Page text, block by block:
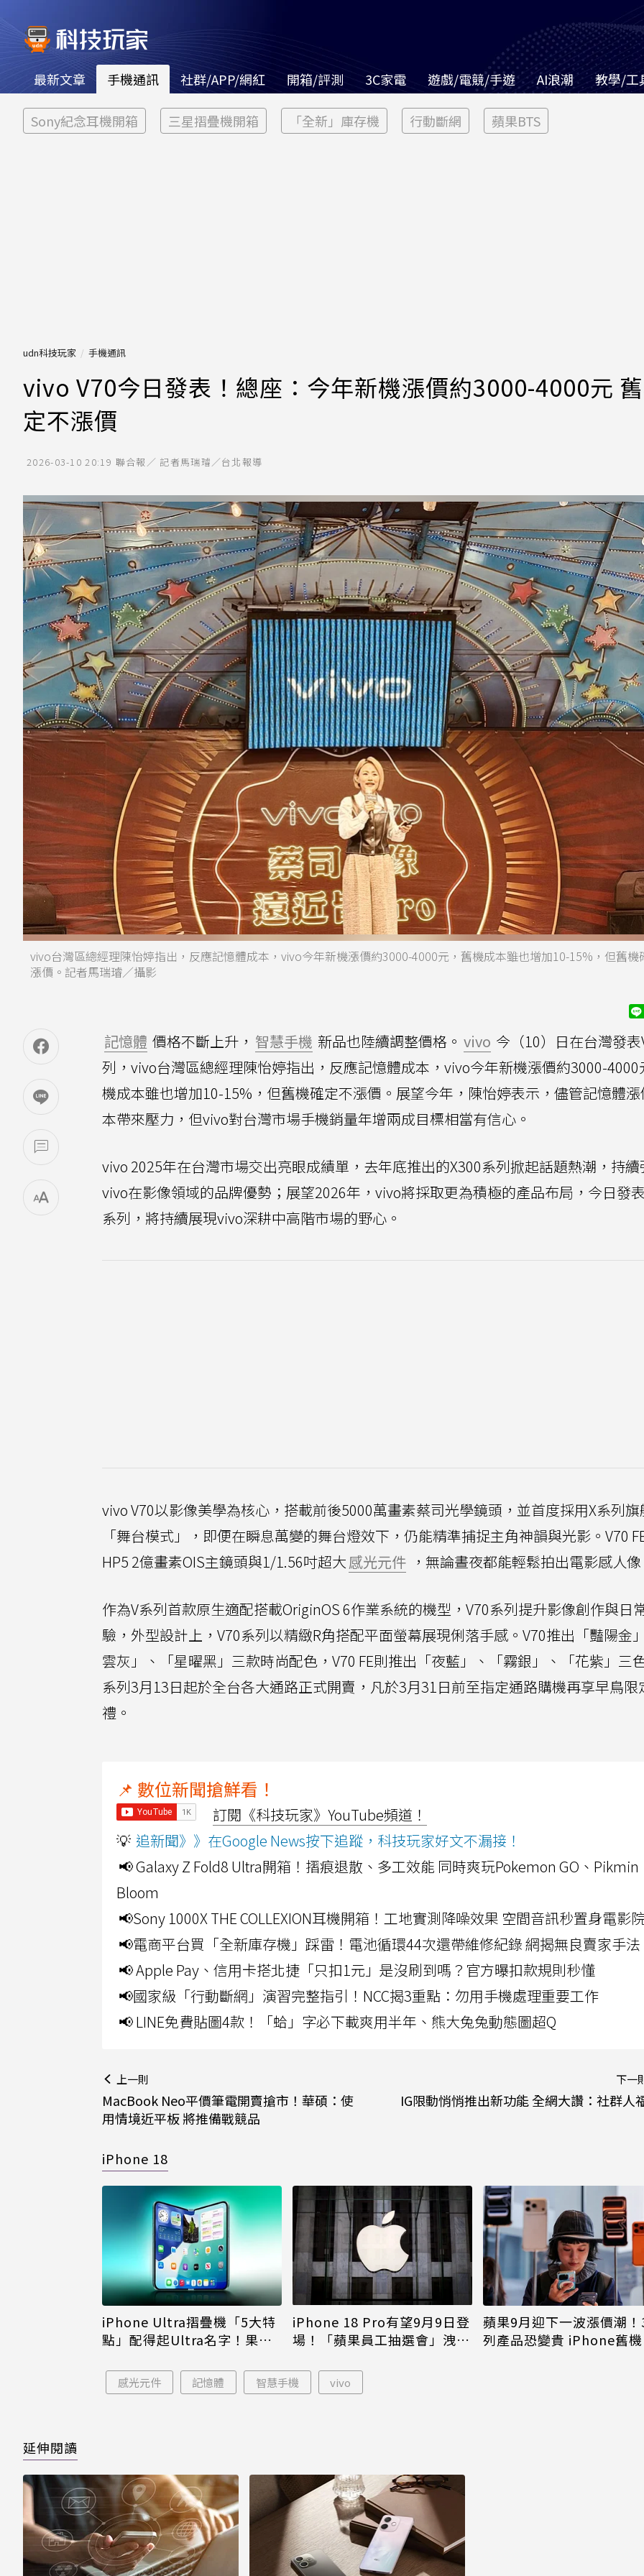
最新文章 手機通訊 社群/APP/網紅 開箱/評測 3C家電 遊戲/電競/手遊 AI浪潮 教學/工
Sony紀念耳機開箱 三星摺疊機開箱 「全新」庫存機 行動斷網 蘋果BTS
udn科技玩家 手機通訊
vivo V70今日發表！總座：今年新機漲價約3000-4000元
定不漲價
2026-03-10 20:19 聯合報／ 記者馬瑞璿／台北報導
vivo台灣區總經理陳怡婷指出，反應記憶體成本，vivo今年新機漲價約3000-4000元，舊機成本雖也增加10-15%，但舊機
漲價。記者馬瑞璿／攝影
記憶體 價格不斷上升， 智慧手機 新品也陸續調整價格。 vivo 今（10）日在台灣發
列，vivo台灣區總經理陳怡婷指出，反應記憶體成本，vivo今年新機漲價約3000-4000
機成本雖也增加10-15%，但舊機確定不漲價。展望今年，陳怡婷表示，儘管記憶體
本帶來壓力，但vivo對台灣市場手機銷量年增兩成目標相當有信心。
vivo 2025年在台灣市場交出亮眼成績單，去年底推出的X300系列掀起話題熱潮，持
vivo在影像領域的品牌優勢；展望2026年，vivo將採取更為積極的產品布局，今日發
系列，將持續展現vivo深耕中高階市場的野心。
vivo V70以影像美學為核心，搭載前後5000萬畫素蔡司光學鏡頭，並首度採用X系列
「舞台模式」，即便在瞬息萬變的舞台燈效下，仍能精準捕捉主角神韻與光影。V70
HP5 2億畫素OIS主鏡頭與1/1.56吋超大感光元件 ，無論晝夜都能輕鬆拍出電影感人
作為V系列首款原生適配搭載OriginOS 6作業系統的機型，V70系列提升影像創作與日
驗，外型設計上，V70系列以精緻R角搭配平面螢幕展現俐落手感。V70推出「豔陽金
雲灰」、「星曜黑」三款時尚配色，V70 FE則推出「夜藍」、「霧銀」、「花紫」三
系列3月13日起於全台各大通路正式開賣，凡於3月31日前至指定通路購機再享早鳥限
禮。
📌 數位新聞搶鮮看！
訂閱《科技玩家》YouTube頻道！
💡 追新聞》》在Google News按下追蹤，科技玩家好文不漏接！
📢 Galaxy Z Fold8 Ultra開箱！摺痕退散、多工效能 同時爽玩Pokemon GO、Pikmin
Bloom
📢Sony 1000X THE COLLEXION耳機開箱！工地實測降噪效果 空間音訊秒置身電影
📢電商平台買「全新庫存機」踩雷！電池循環44次還帶維修紀錄 網揭無良賣家手法
📢 Apple Pay、信用卡搭北捷「只扣1元」是沒刷到嗎？官方曝扣款規則秒懂
📢國家級「行動斷網」演習完整指引！NCC揭3重點：勿用手機處理重要工作
📢 LINE免費貼圖4款！「蛤」字必下載爽用半年、熊大兔兔動態圖超Q
上一則
MacBook Neo平價筆電開賣搶市！華碩：使
用情境近平板 將推備戰競品
下一
IG限動悄悄推出新功能 全網大讚：社群人
iPhone 18
iPhone Ultra摺疊機「5大特
點」配得起Ultra名字！果粉
iPhone 18 Pro有望9月9日登
場！「蘋果員工抽選會」洩端
蘋果9月迎下一波漲價潮
列產品恐變貴 iPhone舊
感光元件 記憶體 智慧手機 vivo
延伸閱讀